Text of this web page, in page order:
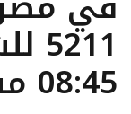
08:45 مساءًا